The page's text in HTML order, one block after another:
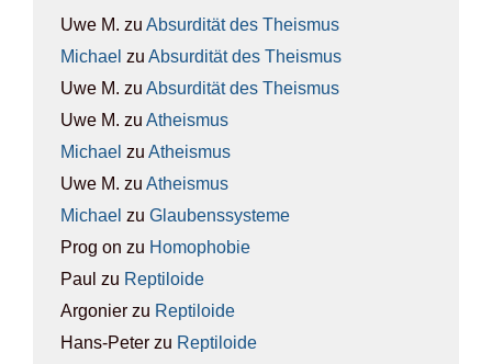
Uwe M. zu Absur­di­tät des The­is­mus
Michael zu Absur­di­tät des The­is­mus
Uwe M. zu Absur­di­tät des The­is­mus
Uwe M. zu Athe­is­mus
Michael zu Athe­is­mus
Uwe M. zu Athe­is­mus
Michael zu Glau­bens­sys­te­me
Prog on zu Homo­pho­bie
Paul zu Rep­ti­lo­ide
Argonier zu Rep­ti­lo­ide
Hans-Peter zu Rep­ti­lo­ide